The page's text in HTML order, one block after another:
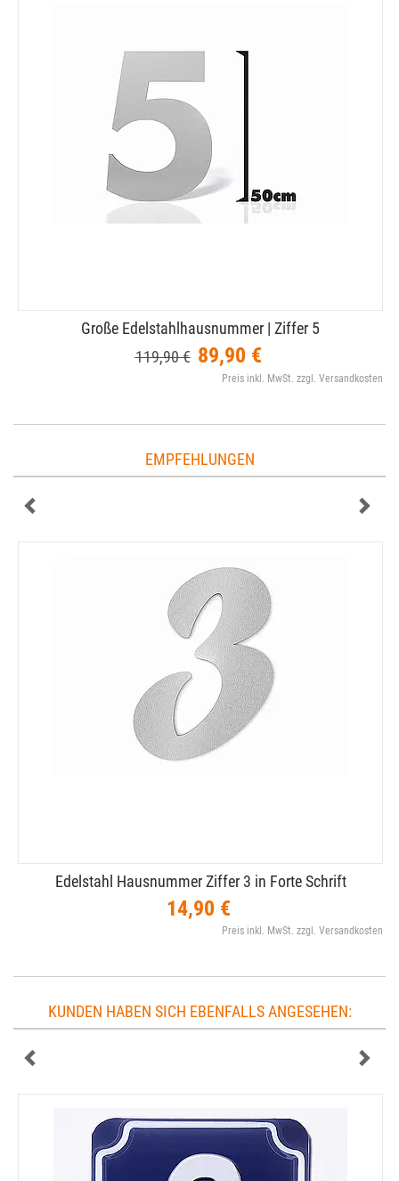
Große Edelstahlhausnummer | Ziffer 5
119,90 € 89,90 €
Preis inkl. MwSt. zzgl. Versandkosten
EMPFEHLUNGEN
Edelstahl Hausnummer Ziffer 3 in Forte Schrift
14,90 €
Preis inkl. MwSt. zzgl. Versandkosten
KUNDEN HABEN SICH EBENFALLS ANGESEHEN: